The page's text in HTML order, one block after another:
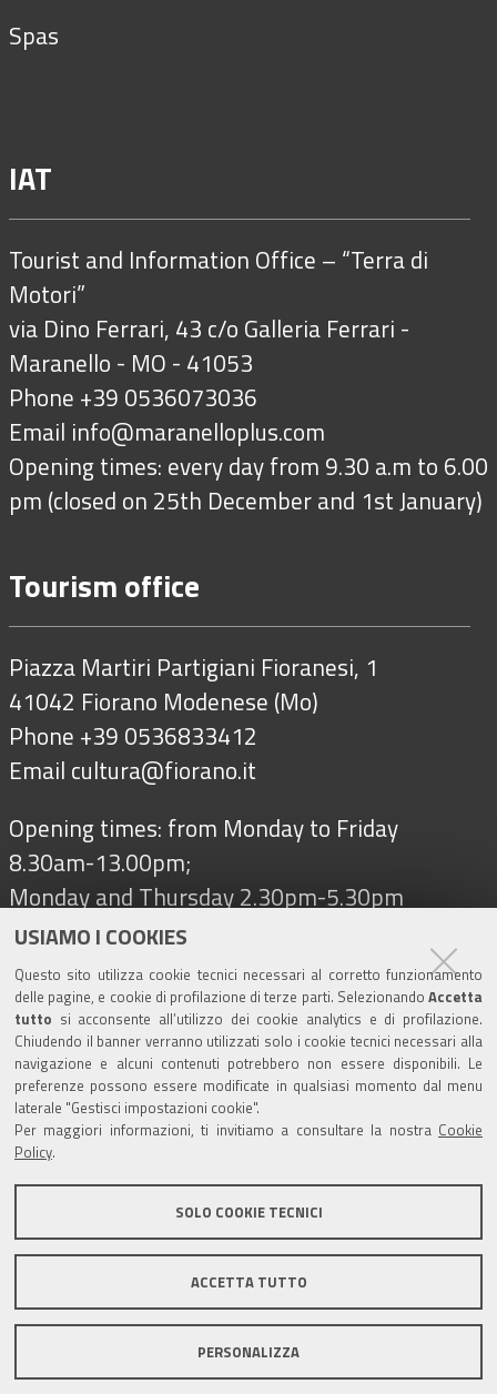
USIAMO I COOKIES
Questo sito utilizza cookie tecnici necessari al corretto funzionamento
delle pagine, e cookie di profilazione di terze parti. Selezionando Accetta
tutto si acconsente all’utilizzo dei cookie analytics e di profilazione.
Chiudendo il banner verranno utilizzati solo i cookie tecnici necessari alla
navigazione e alcuni contenuti potrebbero non essere disponibili. Le
preferenze possono essere modificate in qualsiasi momento dal menu
laterale "Gestisci impostazioni cookie".
Per maggiori informazioni, ti invitiamo a consultare la nostra Cookie
Policy.
SOLO COOKIE TECNICI
ACCETTA TUTTO
PERSONALIZZA
Spas
IAT
Tourist and Information Office – “Terra di
Motori”
via Dino Ferrari, 43 c/o Galleria Ferrari -
Maranello - MO - 41053
Phone +39 0536073036
Email info@maranelloplus.com
Opening times: every day from 9.30 a.m to 6.00
pm (closed on 25th December and 1st January)
Tourism office
Piazza Martiri Partigiani Fioranesi, 1
41042 Fiorano Modenese (Mo)
Phone +39 0536833412
Email cultura@fiorano.it
Opening times: from Monday to Friday
8.30am-13.00pm;
Monday and Thursday 2.30pm-5.30pm
Follow us on
Tourism
Salse di Nirano Nature Reserve
Spezzano Castle
Comune di Fiorano Modenese, Piazza Ciro Menotti, 1 -
41042 Fiorano Modenese (Mo) C.F. 84001590367 - P.IVA
00299940361 - PEC:comunefiorano@cert.fiorano.it
Privacy e Cookie Policy